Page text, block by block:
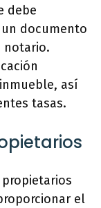
debe
documento
notario.
así
tasas.
el